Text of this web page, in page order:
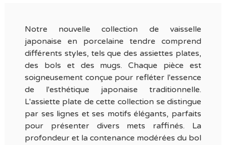
Notre nouvelle collection de vaisselle
japonaise en porcelaine tendre comprend
différents styles, tels que des assiettes plates,
des bols et des mugs. Chaque pièce est
soigneusement conçue pour refléter l'essence
de l'esthétique japonaise traditionnelle.
L'assiette plate de cette collection se distingue
par ses lignes et ses motifs élégants, parfaits
pour présenter divers mets raffinés. La
profondeur et la contenance modérées du bol